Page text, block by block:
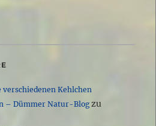
verschiedenen Kehlchen
– Dümmer Natur-Blogzu